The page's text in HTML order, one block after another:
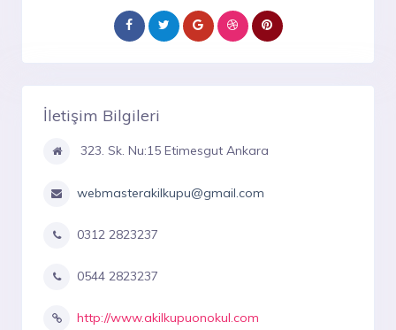
İletişim Bilgileri
323. Sk. Nu:15 Etimesgut Ankara
webmasterakilkupu@gmail.com
0312 2823237
0544 2823237
http://www.akilkupuonokul.com